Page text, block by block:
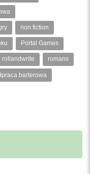
non fiction
Portal Games
rollandwrite romans
barterowa